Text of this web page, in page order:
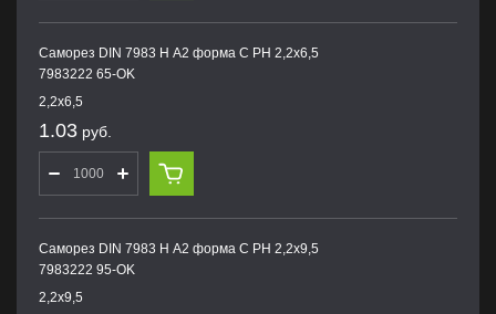
Саморез DIN 7983 H А2 форма С PH 2,2х6,5
7983222 65-OK
2,2х6,5
1.03 руб.
Саморез DIN 7983 H А2 форма С PH 2,2х9,5
7983222 95-OK
2,2х9,5